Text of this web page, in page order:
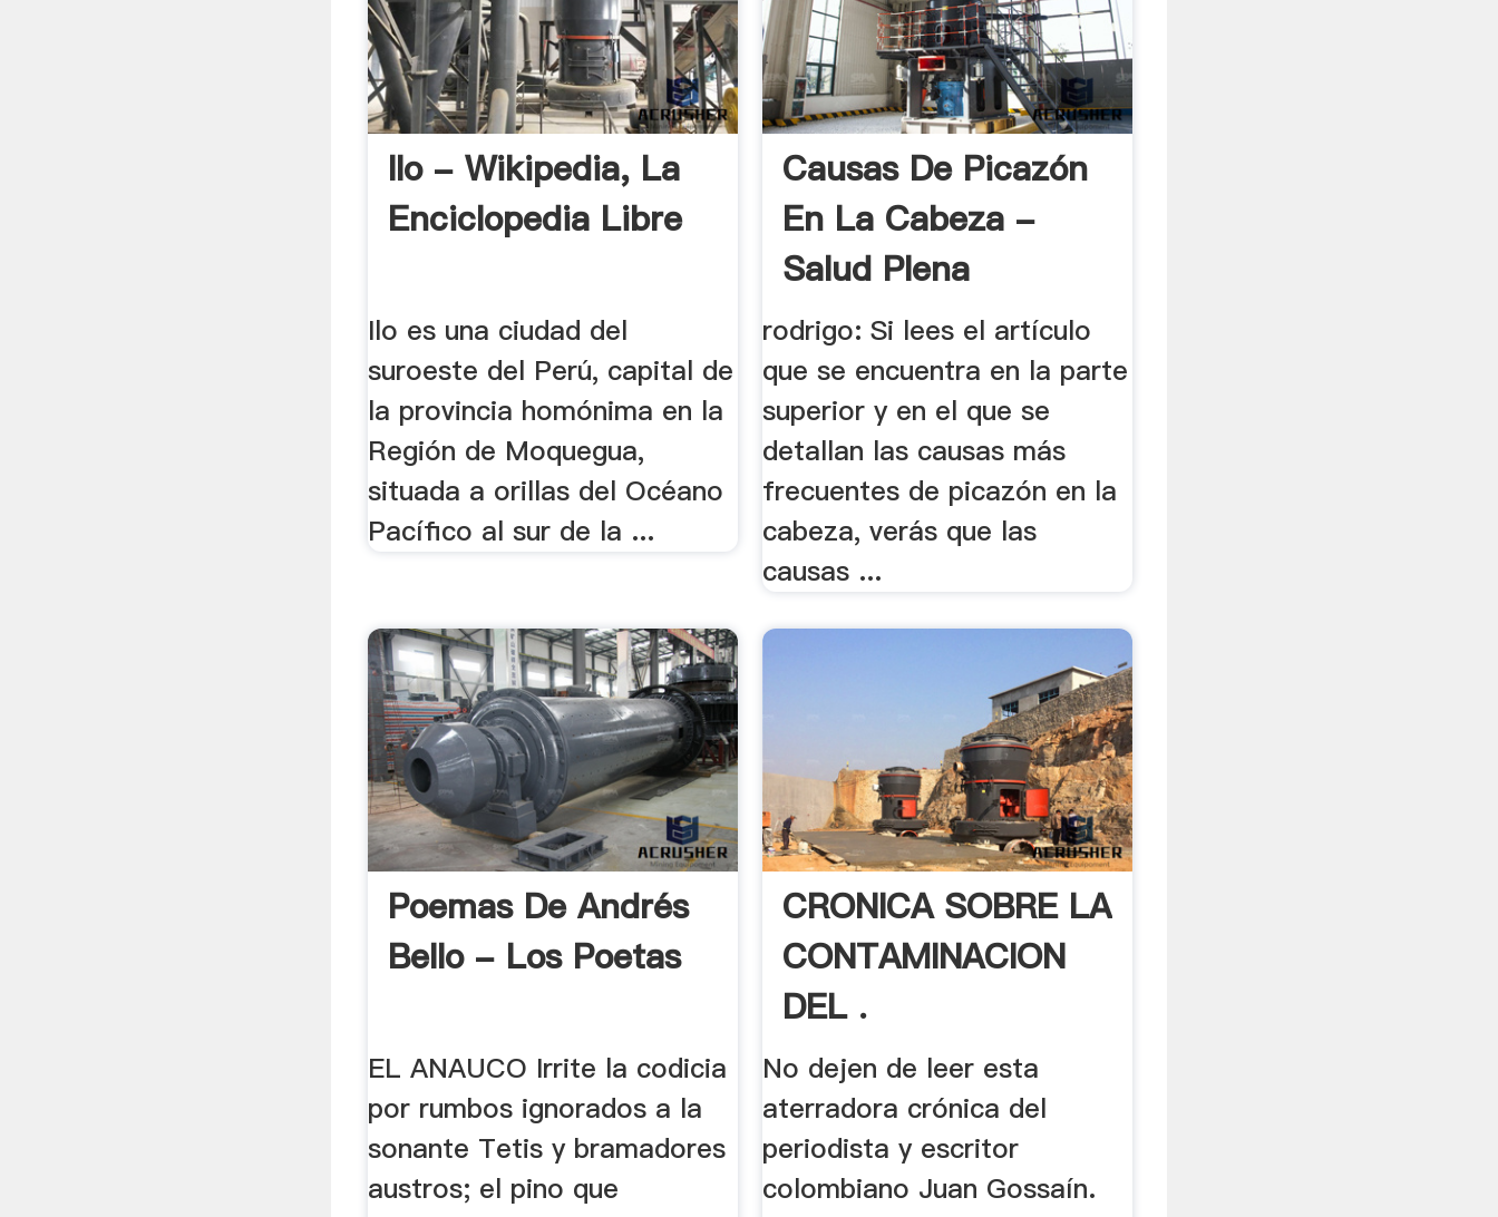
Ilo - Wikipedia, La
Enciclopedia Libre
Ilo es una ciudad del
suroeste del Perú, capital de
la provincia homónima en la
Región de Moquegua,
situada a orillas del Océano
Pacífico al sur de la ...
Causas De Picazón
En La Cabeza -
Salud Plena
rodrigo: Si lees el artículo
que se encuentra en la parte
superior y en el que se
detallan las causas más
frecuentes de picazón en la
cabeza, verás que las
causas ...
Poemas De Andrés
Bello - Los Poetas
EL ANAUCO Irrite la codicia
por rumbos ignorados a la
sonante Tetis y bramadores
austros; el pino que
CRONICA SOBRE LA
CONTAMINACION
DEL .
No dejen de leer esta
aterradora crónica del
periodista y escritor
colombiano Juan Gossaín.